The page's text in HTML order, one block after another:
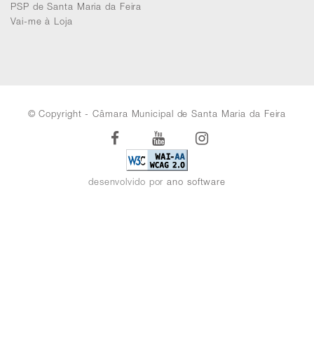
PSP de Santa Maria da Feira
Vai-me à Loja
© Copyright - Câmara Municipal de Santa Maria da Feira
FacebookYoutube
desenvolvido porano software